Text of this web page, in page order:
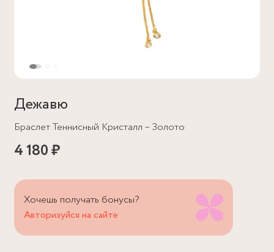
Дежавю
Браслет Теннисный Кристалл – Золото
4 180 ₽
Хочешь получать бонусы?
Авторизуйся на сайте